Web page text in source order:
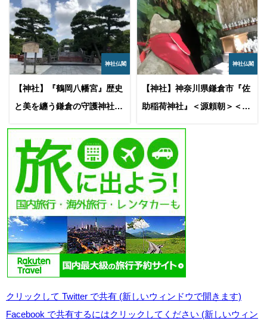
まとめに
滋賀県大津市の環来神社。
ほぼ京都府の近く。車でお近くに行く予定があれば、旅の安全
を祈願するのもおすすめです。
都道府県別の神社仏閣まとめ